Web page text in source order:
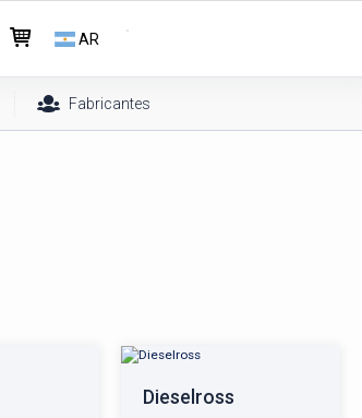
AR
Fabricantes
Dieselross